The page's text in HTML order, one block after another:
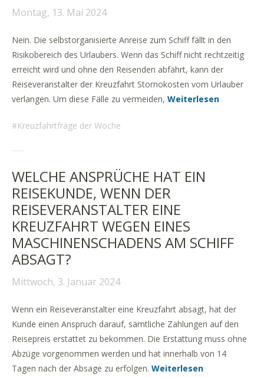
Montag, 13. Mai 2024
Nein. Die selbstorganisierte Anreise zum Schiff fällt in den
Risikobereich des Urlaubers. Wenn das Schiff nicht rechtzeitig
erreicht wird und ohne den Reisenden abfährt, kann der
Reiseveranstalter der Kreuzfahrt Stornokosten vom Urlauber
verlangen. Um diese Fälle zu vermeiden, Weiterlesen
Kreuzfahrtfrage der Woche
WELCHE ANSPRÜCHE HAT EIN
REISEKUNDE, WENN DER
REISEVERANSTALTER EINE
KREUZFAHRT WEGEN EINES
MASCHINENSCHADENS AM SCHIFF
ABSAGT?
Mittwoch, 3. Januar 2024
Wenn ein Reiseveranstalter eine Kreuzfahrt absagt, hat der
Kunde einen Anspruch darauf, sämtliche Zahlungen auf den
Reisepreis erstattet zu bekommen. Die Erstattung muss ohne
Abzüge vorgenommen werden und hat innerhalb von 14
Tagen nach der Absage zu erfolgen. Weiterlesen